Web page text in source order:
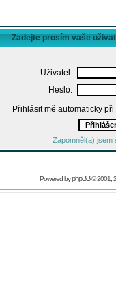
Zadejte prosím vaše
Uživatel:
Heslo:
Přihlásit mě automaticky
Zapomněl(a) jsem
Powered byphpBB© 2001,